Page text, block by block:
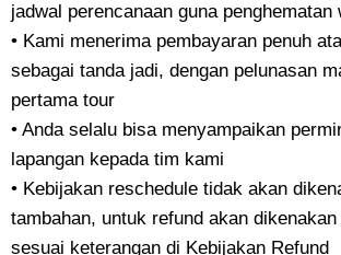
jadwal perencanaan guna penghematan
• Kami menerima pembayaran penuh
sebagai tanda jadi, dengan pelunasan
pertama tour
• Anda selalu bisa menyampaikan
lapangan kepada tim kami
• Kebijakan reschedule tidak akan
tambahan, untuk refund akan
sesuai keterangan di Kebijakan Refund